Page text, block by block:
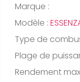
Marque :
Modèle :
Type de
Plage de
Rendement